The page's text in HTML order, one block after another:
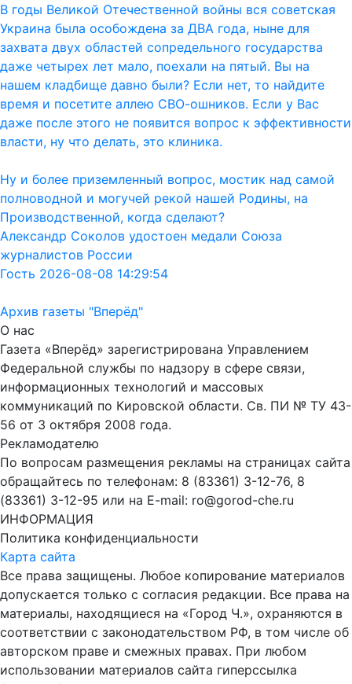
В годы Великой Отечественной войны вся советская
Украина была особождена за ДВА года, ныне для
захвата двух областей сопредельного государства
даже четырех лет мало, поехали на пятый. Вы на
нашем кладбище давно были? Если нет, то найдите
время и посетите аллею СВО-ошников. Если у Вас
даже после этого не появится вопрос к эффективности
власти, ну что делать, это клиника.
Ну и более приземленный вопрос, мостик над самой
полноводной и могучей рекой нашей Родины, на
Производственной, когда сделают?
Александр Соколов удостоен медали Союза
журналистов России
Гость 2026-08-08 14:29:54
Архив газеты "Вперёд"
О нас
Газета «Вперёд» зарегистрирована Управлением
Федеральной службы по надзору в сфере связи,
информационных технологий и массовых
коммуникаций по Кировской области. Св. ПИ № ТУ 43-
56 от 3 октября 2008 года.
Рекламодателю
По вопросам размещения рекламы на страницах сайта
обращайтесь по телефонам: 8 (83361) 3-12-76, 8
(83361) 3-12-95 или на E-mail: ro@gorod-che.ru
ИНФОРМАЦИЯ
Политика конфиденциальности
Карта сайта
Все права защищены. Любое копирование материалов
допускается только с согласия редакции. Все права на
материалы, находящиеся на «Город Ч.», охраняются в
соответствии с законодательством РФ, в том числе об
авторском праве и смежных правах. При любом
использовании материалов сайта гиперссылка